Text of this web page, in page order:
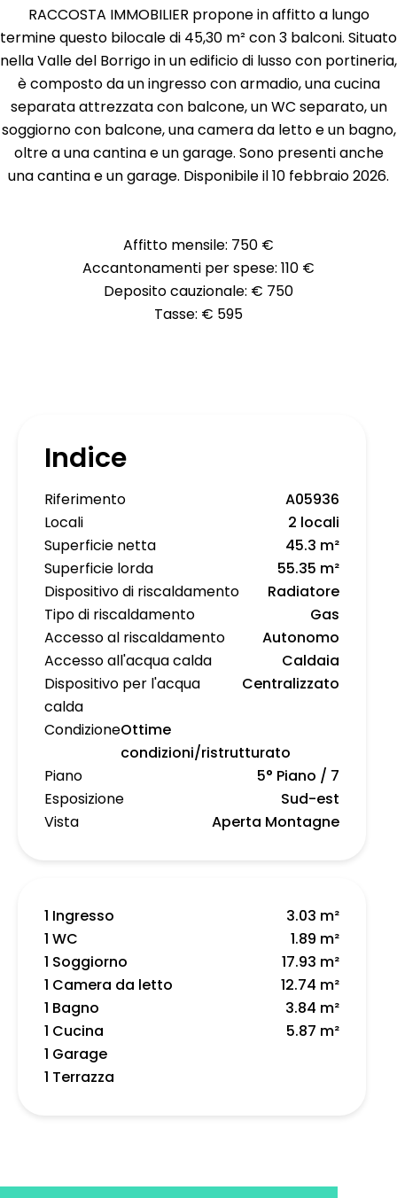
RACCOSTA IMMOBILIER propone in affitto a lungo
termine questo bilocale di 45,30 m² con 3 balconi. Situato
nella Valle del Borrigo in un edificio di lusso con portineria,
è composto da un ingresso con armadio, una cucina
separata attrezzata con balcone, un WC separato, un
soggiorno con balcone, una camera da letto e un bagno,
oltre a una cantina e un garage. Sono presenti anche
una cantina e un garage. Disponibile il 10 febbraio 2026.
Affitto mensile: 750 €
Accantonamenti per spese: 110 €
Deposito cauzionale: € 750
Tasse: € 595
Indice
Riferimento
A05936
Locali
2 locali
Superficie netta
45.3 m²
Superficie lorda
55.35 m²
Dispositivo di riscaldamento
Radiatore
Tipo di riscaldamento
Gas
Accesso al riscaldamento
Autonomo
Accesso all'acqua calda
Caldaia
Dispositivo per l'acqua
calda
Centralizzato
CondizioneOttime
condizioni/ristrutturato
Piano
5° Piano / 7
Esposizione
Sud-est
Vista
Aperta Montagne
1 Ingresso
3.03 m²
1 WC
1.89 m²
1 Soggiorno
17.93 m²
1 Camera da letto
12.74 m²
1 Bagno
3.84 m²
1 Cucina
5.87 m²
1 Garage
1 Terrazza